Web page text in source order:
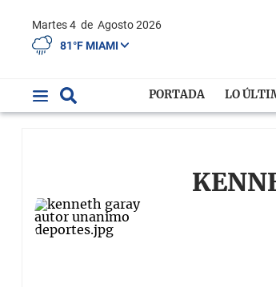
Martes 4 de Agosto 2026
81°F MIAMI
PORTADA LO